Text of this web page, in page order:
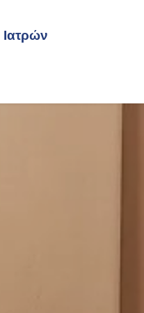
Ιατρών